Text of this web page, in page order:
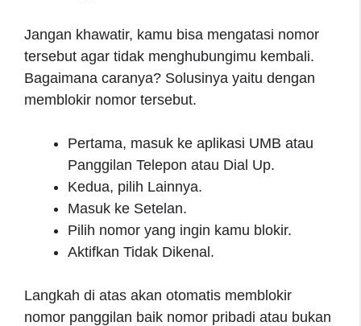
Jangan khawatir, kamu bisa mengatasi nomor
tersebut agar tidak menghubungimu kembali.
Bagaimana caranya? Solusinya yaitu dengan
memblokir nomor tersebut.
Pertama, masuk ke aplikasi UMB atau
Panggilan Telepon atau Dial Up.
Kedua, pilih Lainnya.
Masuk ke Setelan.
Pilih nomor yang ingin kamu blokir.
Aktifkan Tidak Dikenal.
Langkah di atas akan otomatis memblokir
nomor panggilan baik nomor pribadi atau bukan